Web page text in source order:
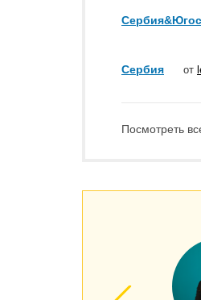
Сербия от
Посмотреть